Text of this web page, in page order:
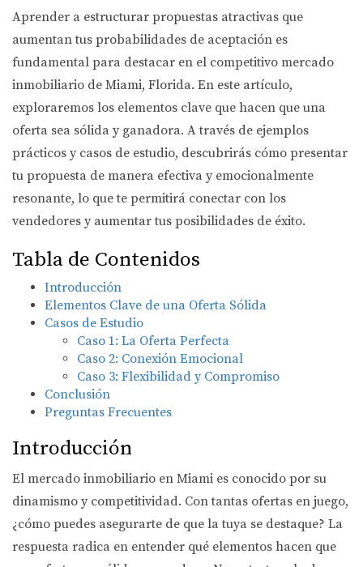
Aprender a estructurar propuestas atractivas que
aumentan tus probabilidades de aceptación es
fundamental para destacar en el competitivo mercado
inmobiliario de Miami, Florida. En este artículo,
exploraremos los elementos clave que hacen que una
oferta sea sólida y ganadora. A través de ejemplos
prácticos y casos de estudio, descubrirás cómo presentar
tu propuesta de manera efectiva y emocionalmente
resonante, lo que te permitirá conectar con los
vendedores y aumentar tus posibilidades de éxito.
Tabla de Contenidos
Introducción
Elementos Clave de una Oferta Sólida
Casos de Estudio
Caso 1: La Oferta Perfecta
Caso 2: Conexión Emocional
Caso 3: Flexibilidad y Compromiso
Conclusión
Preguntas Frecuentes
Introducción
El mercado inmobiliario en Miami es conocido por su
dinamismo y competitividad. Con tantas ofertas en juego,
¿cómo puedes asegurarte de que la tuya se destaque? La
respuesta radica en entender qué elementos hacen que